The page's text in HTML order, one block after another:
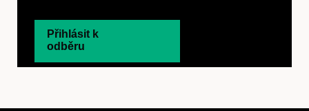
Přihlásit k
odběru